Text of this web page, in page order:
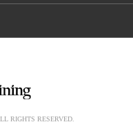
RIGHTS RESERVED.